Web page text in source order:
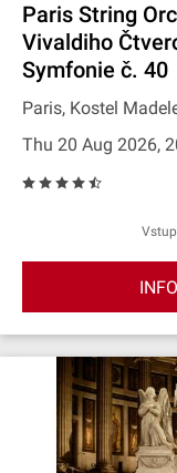
Paris String
Vivaldiho
Symfonie č. 40
Paris, Kostel
Thu 20 Aug 2026,